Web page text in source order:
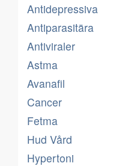
Antidepressiva
Antiparasitära
Antiviraler
Astma
Avanafil
Cancer
Fetma
Hud Vård
Hypertoni